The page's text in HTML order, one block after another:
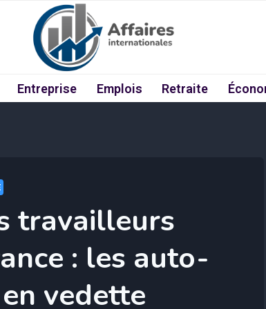
Entreprise Emplois Retraite
travailleurs
: les auto-
vedette